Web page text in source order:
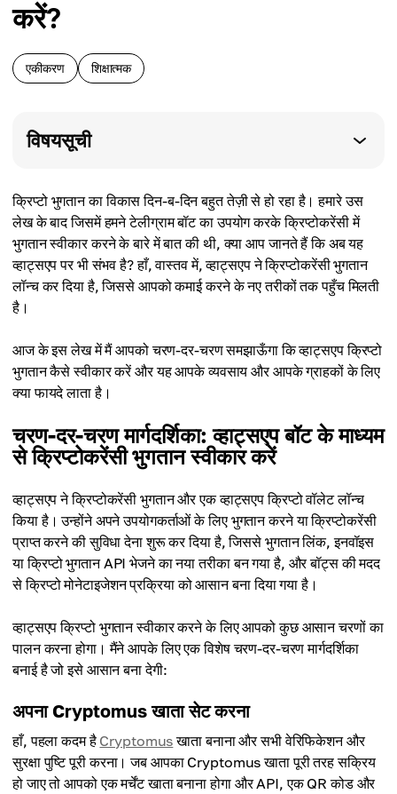
करें?
एकीकरण शिक्षात्मक
विषयसूची
क्रिप्टो भुगतान का विकास दिन-ब-दिन बहुत तेज़ी से हो रहा है। हमारे उस
लेख के बाद जिसमें हमने टेलीग्राम बॉट का उपयोग करके क्रिप्टोकरेंसी में
भुगतान स्वीकार करने के बारे में बात की थी, क्या आप जानते हैं कि अब यह
व्हाट्सएप पर भी संभव है? हाँ, वास्तव में, व्हाट्सएप ने क्रिप्टोकरेंसी भुगतान
लॉन्च कर दिया है, जिससे आपको कमाई करने के नए तरीकों तक पहुँच मिलती
है।
आज के इस लेख में मैं आपको चरण-दर-चरण समझाऊँगा कि व्हाट्सएप क्रिप्टो
भुगतान कैसे स्वीकार करें और यह आपके व्यवसाय और आपके ग्राहकों के लिए
क्या फायदे लाता है।
चरण-दर-चरण मार्गदर्शिका: व्हाट्सएप बॉट के माध्यम
से क्रिप्टोकरेंसी भुगतान स्वीकार करें
व्हाट्सएप ने क्रिप्टोकरेंसी भुगतान और एक व्हाट्सएप क्रिप्टो वॉलेट लॉन्च
किया है। उन्होंने अपने उपयोगकर्ताओं के लिए भुगतान करने या क्रिप्टोकरेंसी
प्राप्त करने की सुविधा देना शुरू कर दिया है, जिससे भुगतान लिंक, इनवॉइस
या क्रिप्टो भुगतान API भेजने का नया तरीका बन गया है, और बॉट्स की मदद
से क्रिप्टो मोनेटाइजेशन प्रक्रिया को आसान बना दिया गया है।
व्हाट्सएप क्रिप्टो भुगतान स्वीकार करने के लिए आपको कुछ आसान चरणों का
पालन करना होगा। मैंने आपके लिए एक विशेष चरण-दर-चरण मार्गदर्शिका
बनाई है जो इसे आसान बना देगी:
अपना Cryptomus खाता सेट करना
हाँ, पहला कदम है Cryptomusखाता बनाना और सभी वेरिफिकेशन और
सुरक्षा पुष्टि पूरी करना। जब आपका Cryptomus खाता पूरी तरह सक्रिय
हो जाए तो आपको एक मर्चेंट खाता बनाना होगा और API, एक QR कोड और